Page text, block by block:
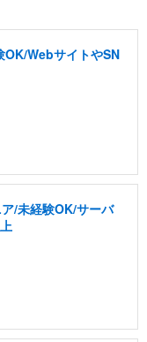
OK/WebサイトやSN
/未経験OK/サーバ